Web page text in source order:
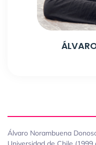
Álvaro Norambuena